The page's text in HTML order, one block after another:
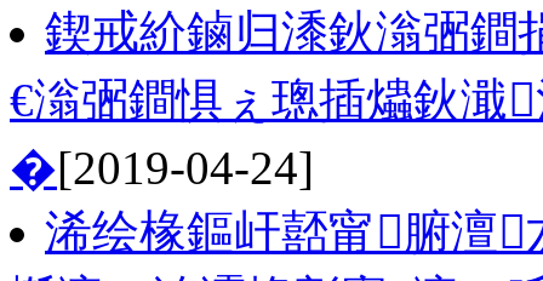
鍥戒紒鏀归潻鈥滃弻鐧
€滃弻鐧惧ぇ璁插爞鈥濈
�[2019-04-24]
浠绘椽鏂屽嚭甯腑澶